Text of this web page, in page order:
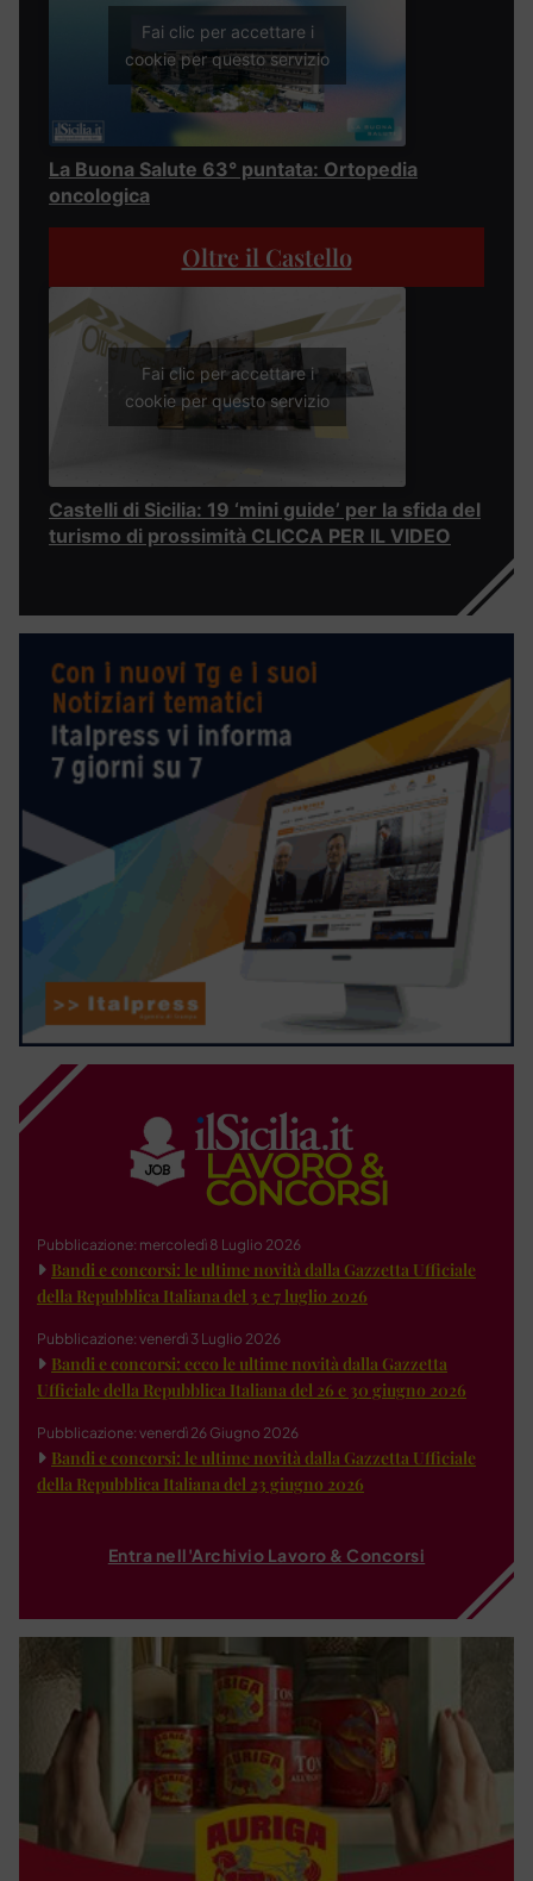
Fai clic per accettare i
cookie per questo servizio
La Buona Salute 63° puntata: Ortopedia
oncologica
Oltre il Castello
Fai clic per accettare i
cookie per questo servizio
Castelli di Sicilia: 19 ‘mini guide’ per la sfida del
turismo di prossimità CLICCA PER IL VIDEO
Pubblicazione: mercoledì 8 Luglio 2026
Bandi e concorsi: le ultime novità dalla Gazzetta Ufficiale
della Repubblica Italiana del 3 e 7 luglio 2026
Pubblicazione: venerdì 3 Luglio 2026
Bandi e concorsi: ecco le ultime novità dalla Gazzetta
Ufficiale della Repubblica Italiana del 26 e 30 giugno 2026
Pubblicazione: venerdì 26 Giugno 2026
Bandi e concorsi: le ultime novità dalla Gazzetta Ufficiale
della Repubblica Italiana del 23 giugno 2026
Entra nell'Archivio Lavoro & Concorsi